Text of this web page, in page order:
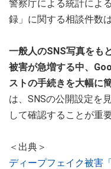
警察庁による統計によ
録」に関する相談件数
一般人のSNS写真をも
被害が急増する中、
ストの手続きを大幅に
は、SNSの公開設定を
して確認することが重
＜出典＞
ディープフェイク被害